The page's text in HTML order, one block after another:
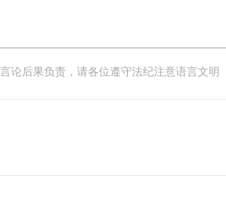
论后果负责，请各位遵守法纪注意语言文明